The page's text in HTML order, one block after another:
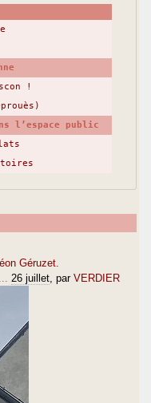
!
l’espace public
Géruzet.
26 juillet , par VERDIER